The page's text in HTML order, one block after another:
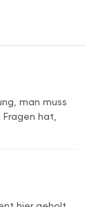
man muss
hat,